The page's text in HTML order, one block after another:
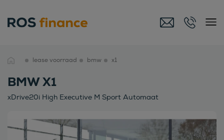
lease voorraad bmw x1
BMW X1
xDrive20i High Executive M Sport Automaat